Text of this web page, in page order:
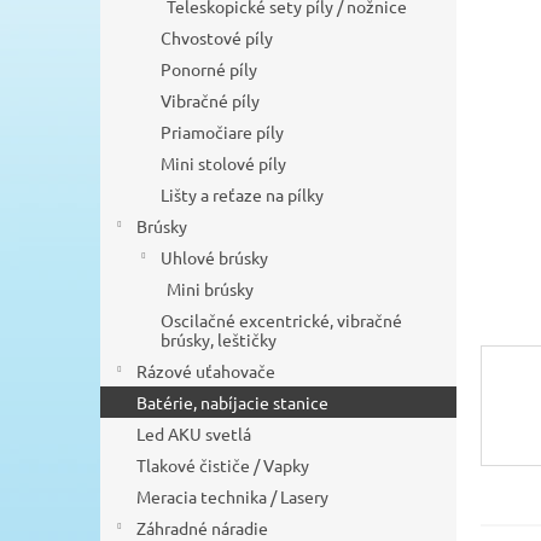
Teleskopické sety píly / nožnice
Chvostové píly
Ponorné píly
Vibračné píly
Priamočiare píly
Mini stolové píly
Lišty a reťaze na pílky
Brúsky
Uhlové brúsky
Mini brúsky
Oscilačné excentrické, vibračné
brúsky, leštičky
Rázové uťahovače
Batérie, nabíjacie stanice
Led AKU svetlá
Tlakové čističe / Vapky
Meracia technika / Lasery
Záhradné náradie